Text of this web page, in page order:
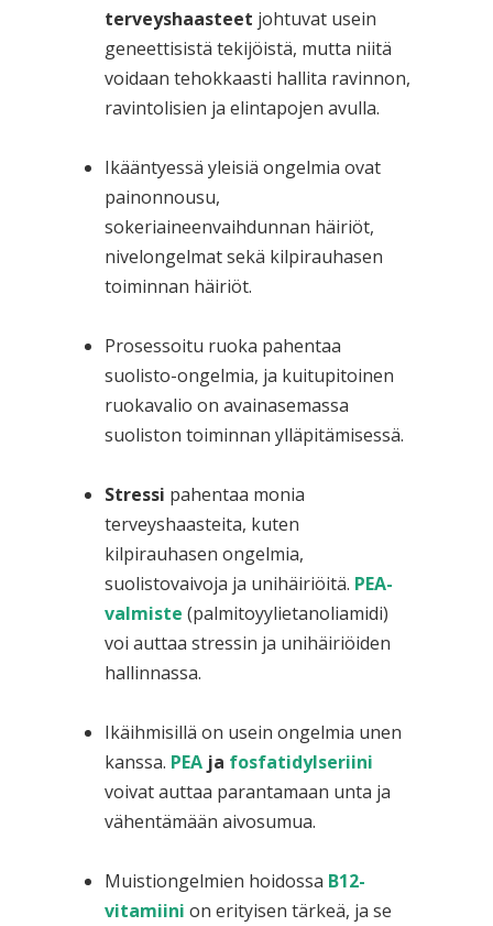
terveyshaasteet johtuvat usein
geneettisistä tekijöistä, mutta niitä
voidaan tehokkaasti hallita ravinnon,
ravintolisien ja elintapojen avulla.
Ikääntyessä yleisiä ongelmia ovat
painonnousu,
sokeriaineenvaihdunnan häiriöt,
nivelongelmat sekä kilpirauhasen
toiminnan häiriöt.
Prosessoitu ruoka pahentaa
suolisto-ongelmia, ja kuitupitoinen
ruokavalio on avainasemassa
suoliston toiminnan ylläpitämisessä.
Stressi pahentaa monia
terveyshaasteita, kuten
kilpirauhasen ongelmia,
suolistovaivoja ja unihäiriöitä. PEA-
valmiste (palmitoyylietanoliamidi)
voi auttaa stressin ja unihäiriöiden
hallinnassa.
Ikäihmisillä on usein ongelmia unen
kanssa. PEAja fosfatidylseriini
voivat auttaa parantamaan unta ja
vähentämään aivosumua.
Muistiongelmien hoidossa B12-
vitamiini on erityisen tärkeä, ja se